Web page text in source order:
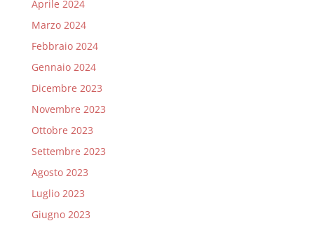
Aprile 2024
Marzo 2024
Febbraio 2024
Gennaio 2024
Dicembre 2023
Novembre 2023
Ottobre 2023
Settembre 2023
Agosto 2023
Luglio 2023
Giugno 2023